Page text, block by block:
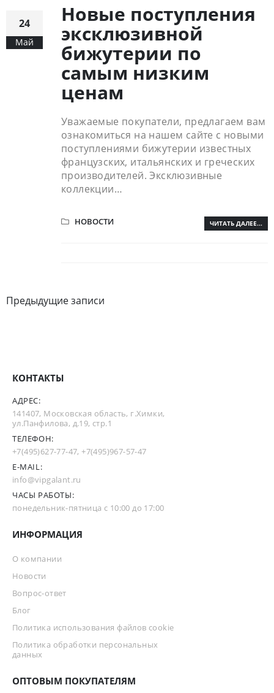
24
Май
Новые поступления
эксклюзивной
бижутерии по
самым низким
ценам
Уважаемые покупатели, предлагаем вам
ознакомиться на нашем сайте с новыми
поступлениями бижутерии известных
французских, итальянских и греческих
производителей. Эксклюзивные
коллекции…
НОВОСТИ ЧИТАТЬ ДАЛЕЕ...
Навигация
Предыдущие записи
КОНТАКТЫ
АДРЕС:
141407, Московская область, г.Химки,
ул.Панфилова, д.19, стр.1
ТЕЛЕФОН:
+7(495)627-77-47,+7(495)967-57-47
E-MAIL:
info@vipgalant.ru
ЧАСЫ РАБОТЫ:
понедельник-пятница с 10:00 до 17:00
ИНФОРМАЦИЯ
О компании
Новости
Вопрос-ответ
Блог
Политика использования файлов cookie
Политика обработки персональных
данных
ОПТОВЫМ ПОКУПАТЕЛЯМ